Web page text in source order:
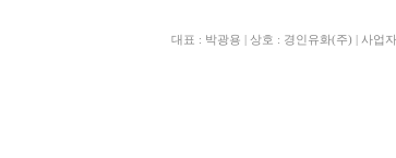
대표 : 박광용 | 상호 : 경인유화(주) | 사업